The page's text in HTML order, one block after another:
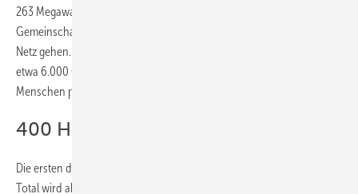
263 Megawatt Solarleistung und in der nordspanischen Autonomen
Gemeinschaft Aragonien werden noch ungefähr 150 Megawatt ans
Netz gehen. Alle diese Anlagen werden jedes Jahr voraussichtlich
etwa 6.000 Gigawattstunden sauberen Strom für etwa vier Millionen
Menschen produzieren.
400 Hektar Land für Naturschutz
Die ersten der Projekte sollen noch im Frühjahr 2024 fertig werden.
Total wird aber nicht nur die Ökostromerzeugung in Spanien einen